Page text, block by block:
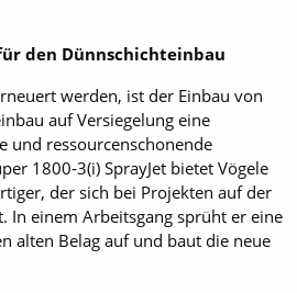
den Dünnschichteinbau
werden, ist der Einbau von
auf Versiegelung eine
und ressourcenschonende
1800-3(i) SprayJet bietet Vögele
der sich bei Projekten auf der
In einem Arbeitsgang sprüht er eine
alten Belag auf und baut die neue